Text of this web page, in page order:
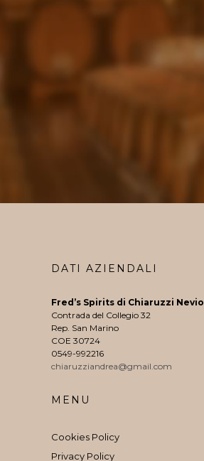
DATI AZIENDALI
Fred’s Spirits di Chiaruzzi Nevio
Contrada del Collegio 32
Rep. San Marino
COE 30724
0549-992216
chiaruzziandrea@gmail.com
MENU
Cookies Policy
Privacy Policy